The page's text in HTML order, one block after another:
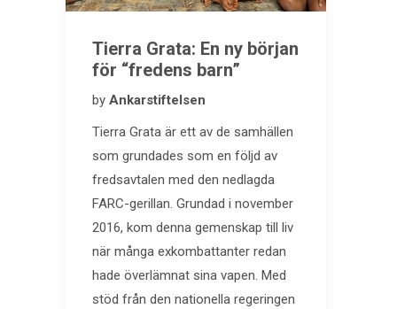
Tierra Grata: En ny början
för “fredens barn”
by Ankarstiftelsen
Tierra Grata är ett av de samhällen
som grundades som en följd av
fredsavtalen med den nedlagda
FARC-gerillan. Grundad i november
2016, kom denna gemenskap till liv
när många exkombattanter redan
hade överlämnat sina vapen. Med
stöd från den nationella regeringen